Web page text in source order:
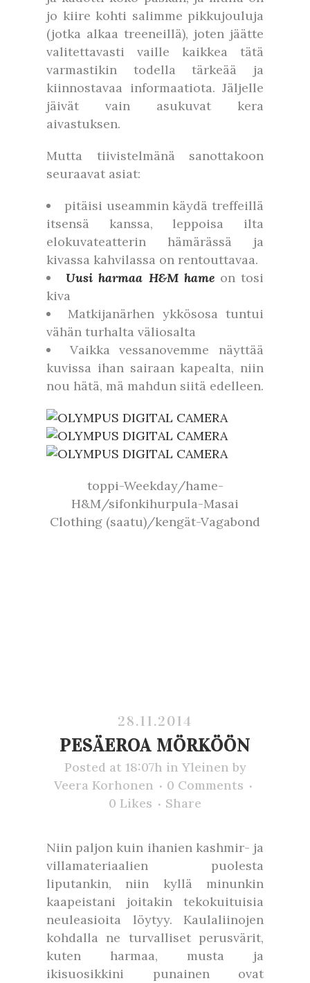
jo kiire kohti salimme pikkujouluja
(jotka alkaa treeneillä), joten jäätte
valitettavasti vaille kaikkea tätä
varmastikin todella tärkeää ja
kiinnostavaa informaatiota. Jäljelle
jäivät vain asukuvat kera
aivastuksen.
Mutta tiivistelmänä sanottakoon
seuraavat asiat:
pitäisi useammin käydä treffeillä
itsensä kanssa, leppoisa ilta
elokuvateatterin hämärässä ja
kivassa kahvilassa on rentouttavaa.
Uusi harmaa H&M hame on tosi
kiva
Matkijanärhen ykkösosa tuntui
vähän turhalta väliosalta
Vaikka vessanovemme näyttää
kuvissa ihan sairaan kapealta, niin
nou hätä, mä mahdun siitä edelleen.
toppi-Weekday/hame-
H&M/sifonkihurpula-Masai
Clothing (saatu)/kengät-Vagabond
28.11.2014
PESÄEROA MÖRKÖÖN
Posted at 18:07h in Yleinen by
Veera Korhonen
0 Comments
0 Likes Share
Niin paljon kuin ihanien kashmir- ja
villamateriaalien puolesta
liputankin, niin kyllä minunkin
kaapeistani joitakin tekokuituisia
neuleasioita löytyy. Kaulaliinojen
kohdalla ne turvalliset perusvärit,
kuten harmaa, musta ja
ikisuosikkini punainen ovat